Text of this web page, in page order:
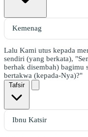
Lalu Kami utus kepada
sendiri (yang berkata),
berhak disembah) bagimu
bertakwa (kepada-Nya)?"
Tafsir